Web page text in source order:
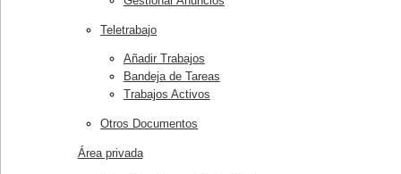
Teletrabajo
Añadir Trabajos
Bandeja de Tareas
Trabajos Activos
Otros Documentos
Área privada